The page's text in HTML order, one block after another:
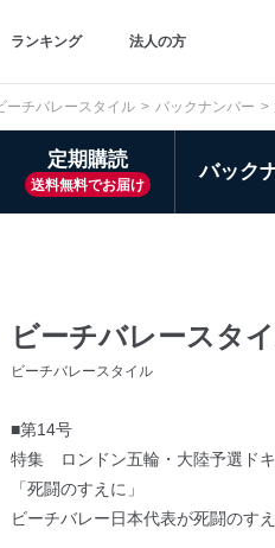
ランキング 法人の方
ーチバレースタイル バックナンバー
定期購読
送料無料でお届け
バック
ビーチバレースタ
ビーチバレースタイル
■第14号
特集 ロンドン五輪・大陸予選ド
「死闘のすえに」
ビーチバレー日本代表が死闘のす